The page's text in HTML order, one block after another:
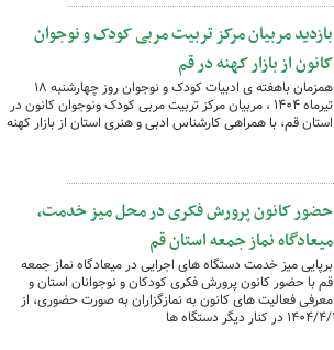
بازدید مربیان مرکز تربیت مربی کودک و نوجوان
کانون از بازار کهنه در قم
همزمان باهفته ی ادبیات کودک و نوجوان روز چهارشنبه ۱۸
تیرماه ۱۴۰۴ ، مربیان مرکز تربیت مربی کودک ونوجوان کانون در
استان قم، با همراهی کارشناس ادبی و هنری استان از بازار کهنه
حضور کانون پرورش فکری در محل میز خدمت،
میعادگاه نماز جمعه استان قم
برپایی میز خدمت دستگاه های اجرایی در میعادگاه نماز جمعه
قم با حضور کانون پرورش فکری کودکان و نوجوانان استان و
معرفی فعالیت های کانون به نمازگزاران به صورت حضوری، از